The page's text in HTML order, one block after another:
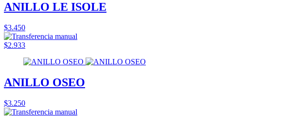
ANILLO LE ISOLE
$3.450
$2.933
ANILLO OSEO
$3.250